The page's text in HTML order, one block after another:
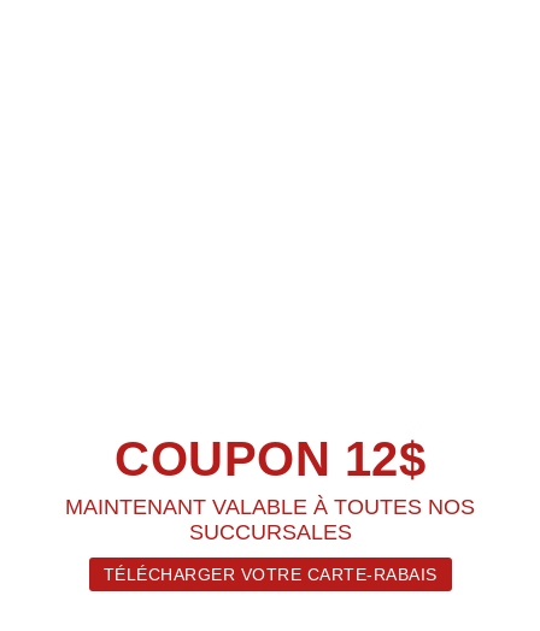
COUPON 12$
MAINTENANT VALABLE À TOUTES NOS
SUCCURSALES
TÉLÉCHARGER VOTRE CARTE-RABAIS